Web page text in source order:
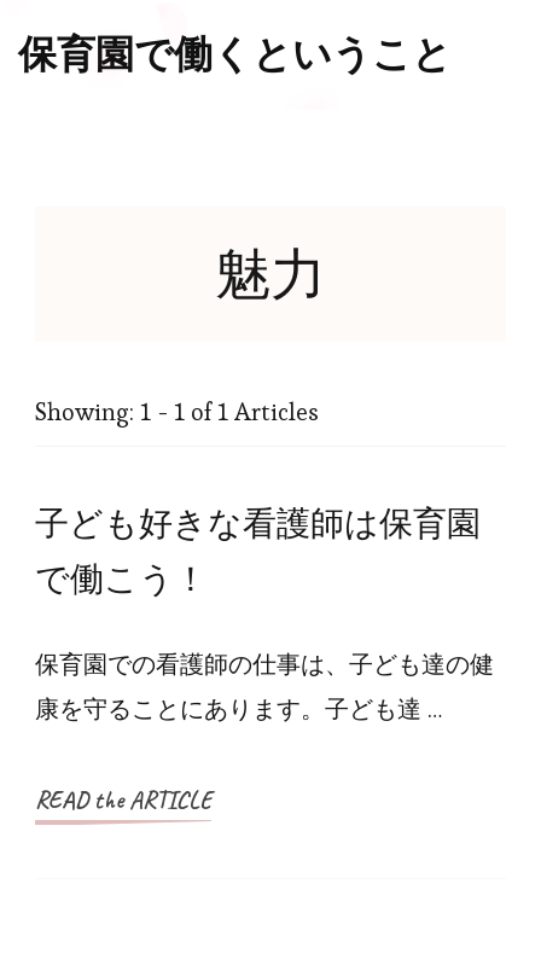
保育園で働くということ
魅力
Showing: 1 - 1 of 1 Articles
子ども好きな看護師は保育園
で働こう！
保育園での看護師の仕事は、子ども達の健
康を守ることにあります。子ども達 …
READ the ARTICLE